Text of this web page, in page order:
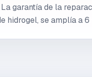
garantía de la
hidrogel, se amplía a 6